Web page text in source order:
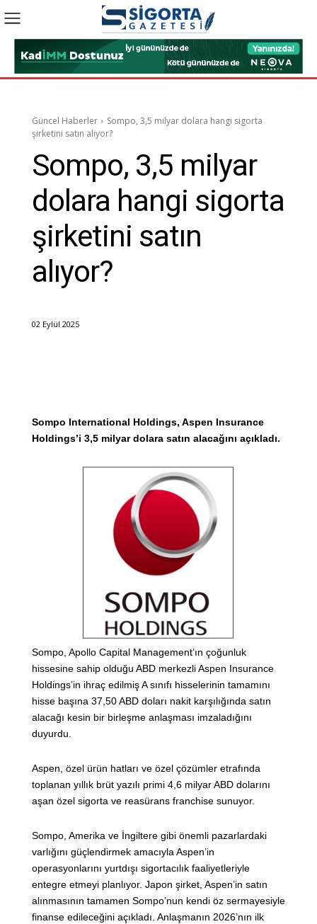
Güncel Haberler
Sompo, 3,5 milyar dolara hangi sigorta
şirketini satın alıyor?
Sompo, 3,5 milyar
dolara hangi sigorta
şirketini satın
alıyor?
02 Eylül 2025
Sompo International Holdings, Aspen Insurance
Holdings’i 3,5 milyar dolara satın alacağını açıkladı.
Sompo, Apollo Capital Management’ın çoğunluk
hissesine sahip olduğu ABD merkezli Aspen Insurance
Holdings’in ihraç edilmiş A sınıfı hisselerinin tamamını
hisse başına 37,50 ABD doları nakit karşılığında satın
alacağı kesin bir birleşme anlaşması imzaladığını
duyurdu.
Aspen, özel ürün hatları ve özel çözümler etrafında
toplanan yıllık brüt yazılı primi 4,6 milyar ABD dolarını
aşan özel sigorta ve reasürans franchise sunuyor.
Sompo, Amerika ve İngiltere gibi önemli pazarlardaki
varlığını güçlendirmek amacıyla Aspen’in
operasyonlarını yurtdışı sigortacılık faaliyetleriyle
entegre etmeyi planlıyor. Japon şirket, Aspen’in satın
alınmasının tamamen Sompo’nun kendi öz sermayesiyle
finanse edileceğini açıkladı. Anlaşmanın 2026’nın ilk